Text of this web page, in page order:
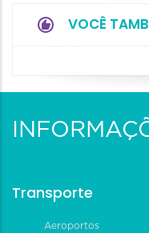
VOCÊ
Transporte
Aeroportos